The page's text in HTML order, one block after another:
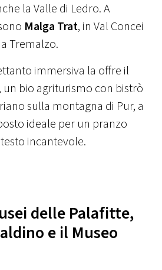
la Valle di Ledro. A
Malga Trat, in Val Concei
a Tremalzo.
immersiva la offre il
, un bio agriturismo con bistrò
sulla montagna di Pur, a
ideale per un pranzo
incantevole.
delle Palafitte,
e il Museo